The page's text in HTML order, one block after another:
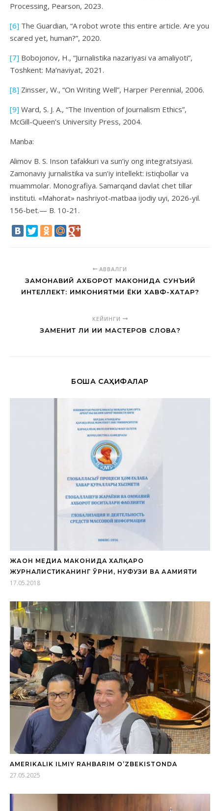
Processing, Pearson, 2023.
[6] The Guardian, “A robot wrote this entire article. Are you
scared yet, human?”, 2020.
[7] Bobojonov, H., “Jurnalistika nazariyasi va amaliyoti”,
Toshkent: Ma’naviyat, 2021.
[8] Zinsser, W., “On Writing Well”, Harper Perennial, 2006.
[9] Ward, S. J. A., “The Invention of Journalism Ethics”,
McGill-Queen’s University Press, 2004.
Manba:
Alimov B. S. Inson tafakkuri va sun’iy ong integratsiyasi.
Zamonaviy jurnalistika va sun’iy intellekt: istiqbollar va
muammolar. Monografiya. Samarqand davlat chet tillar
instituti. «Mahorat» nashriyot-matbaa ijodiy uyi, 2026-yil.
156-bet.— B. 10-21.
АВВАЛГИ
ЗАМОНАВИЙ АХБОРОТ МАКОНИДА СУНЪИЙ
ИНТЕЛЛЕКТ: ИМКОНИЯТМИ ЁКИ ХАВФ-ХАТАР?
КЕЙИНГИ
ЗАМЕНИТ ЛИ ИИ МАСТЕРОВ СЛОВА?
БОШҚА САҲИФАЛАР
ЖАҲОН МЕДИА МАКОНИДА ХАЛҚАРО
ЖУРНАЛИСТИКАНИНГ ЎРНИ, НУФУЗИ ВА АҲАМИЯТИ
17.05.2018
AMERIKALIK ILMIY RAHBARIM O’ZBEKISTONDA
27.05.2025